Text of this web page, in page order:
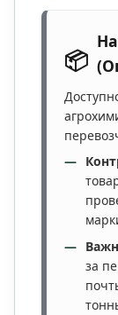
📦
за